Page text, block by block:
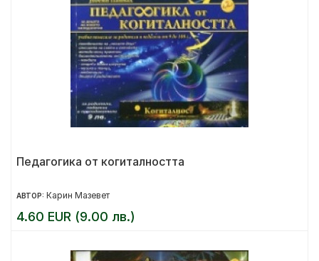
Педагогика от когиталността
АВТОР: Карин Мазевет
4.60 EUR (9.00 лв.)